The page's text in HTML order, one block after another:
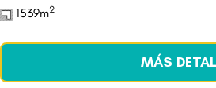
1539m2
MÁS